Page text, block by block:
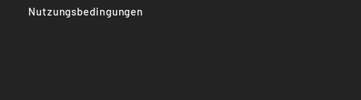
Nutzungsbedingungen